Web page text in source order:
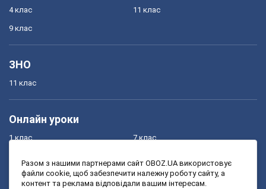
4 клас
9 клас
11 клас
ЗНО
11 клас
Онлайн уроки
1 клас
3 клас
7 клас
9 клас
Разом з нашими партнерами сайт OBOZ.UA використовує
файли cookie, щоб забезпечити належну роботу сайту, а
контент та реклама відповідали вашим інтересам.